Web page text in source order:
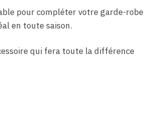
pour compléter votre garde-robe
en toute saison.
qui fera toute la différence